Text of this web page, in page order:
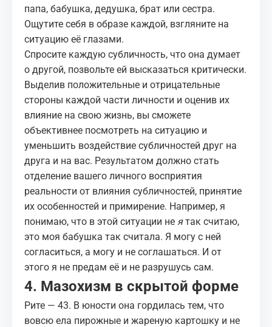
папа, бабушка, дедушка, брат или сестра.
Ощутите себя в образе каждой, взгляните на
ситуацию её глазами.
Спросите каждую субличность, что она думает
о другой, позвольте ей высказаться критически.
Выделив положительные и отрицательные
стороны каждой части личности и оценив их
влияние на свою жизнь, вы сможете
объективнее посмотреть на ситуацию и
уменьшить воздействие субличностей друг на
друга и на вас. Результатом должно стать
отделение вашего личного восприятия
реальности от влияния субличностей, принятие
их особенностей и примирение. Например, я
понимаю, что в этой ситуации не ятак считаю,
это моя бабушка так считала. Я могу с ней
согласиться, а могу и не соглашаться. И от
этого я не предам её и не разрушусь сам.
4. Мазохизм в скрытой форме
Рите — 43. В юности она гордилась тем, что
вовсю ела пирожные и жареную картошку и не